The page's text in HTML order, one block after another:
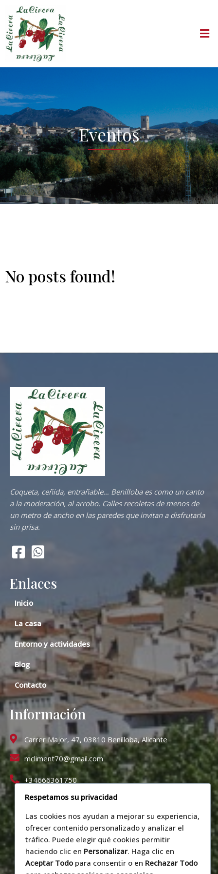
Eventos
No posts found!
Coqueta, ceñida, entrañable… Benilloba es como un canto
a la moderación, al arrobo. Calles recoletas de menos de
un metro de ancho en las paredes que invitan a disfrutarla
sin prisa.
Enlaces
Inicio
La casa
Entorno y actividades
Blog
Contacto
Información
Carrer Major, 47, 03810 Benilloba, Alicante
mcliment70@gmail.com
+34666361750
Respetamos su privacidad
Las cookies nos ayudan a mejorar su experiencia,
ofrecer contenido personalizado y analizar el
tráfico. Puede elegir qué cookies permitir
haciendo clic en Personalizar. Haga clic en
Aceptar Todopara consentir o en Rechazar Todo